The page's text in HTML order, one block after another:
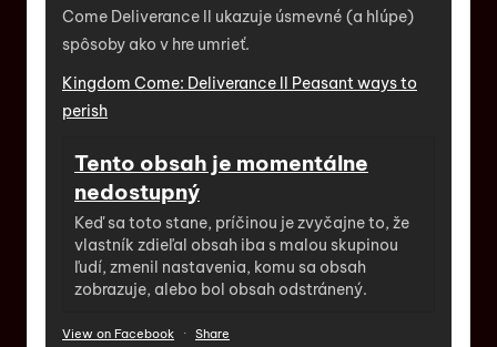
Come Deliverance II ukazuje úsmevné (a hlúpe)
spôsoby ako v hre umrieť.
Kingdom Come: Deliverance II Peasant ways to
perish
Tento obsah je momentálne
nedostupný
Keď sa toto stane, príčinou je zvyčajne to, že
vlastník zdieľal obsah iba s malou skupinou
ľudí, zmenil nastavenia, komu sa obsah
zobrazuje, alebo bol obsah odstránený.
View on Facebook · Share